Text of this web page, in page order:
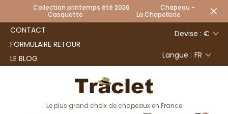
Collection printemps été 2026 Chapeau -
Casquette La Chapellerie
CONTACT
FORMULAIRE RETOUR
LE BLOG
Devise : €
Langue : FR
Le plus grand choix de chapeaux en France